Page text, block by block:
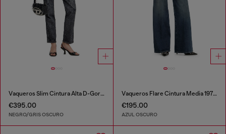
Vaqueros Slim Cintura Alta D-Gorina
€395.00
NEGRO/GRIS OSCURO
Vaqueros Flare Cintura Media 1978 D-Akemi
€195.00
AZUL OSCURO